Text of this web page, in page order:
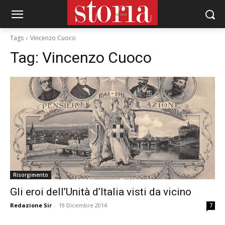
Tags Vincenzo Cuoco
Tag: Vincenzo Cuoco
Risorgimento
Gli eroi dell’Unità d’Italia visti da vicino
Redazione Sir - 19 Dicembre 2014 7